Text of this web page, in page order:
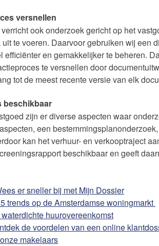
versnellen
ook onderzoek gericht op het
te voeren. Daarvoor gebruiken wij een
efficiënter en gemakkelijker te beheren.
te versnellen door
tot de meest recente versie van elk
beschikbaar
zijn er diverse aspecten waar
een
kan het verhuur- en verkooptraject
beschikbaar en geeft
er sneller bij met Mijn Dossier
trends op de Amsterdamse woningmarkt
huurovereenkomst
de voordelen van een online
makelaars